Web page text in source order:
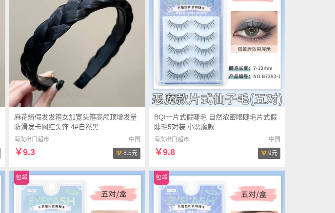
麻花辫假发发箍女加宽头箍高颅顶增发量
防滑发卡网红头饰 4#自然黑
海淘出口超市 中国
￥9.3 8.5元
BQI一片式假睫毛 自然浓密眼睫毛片式假
睫毛5对装 小恶魔款
海淘出口超市 中国
￥9.8 9元
包邮 包邮